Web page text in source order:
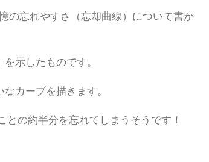
の忘れやすさ（忘却曲線）について書か
を示したものです。
カーブを描きます。
の約半分を忘れてしまうそうです！